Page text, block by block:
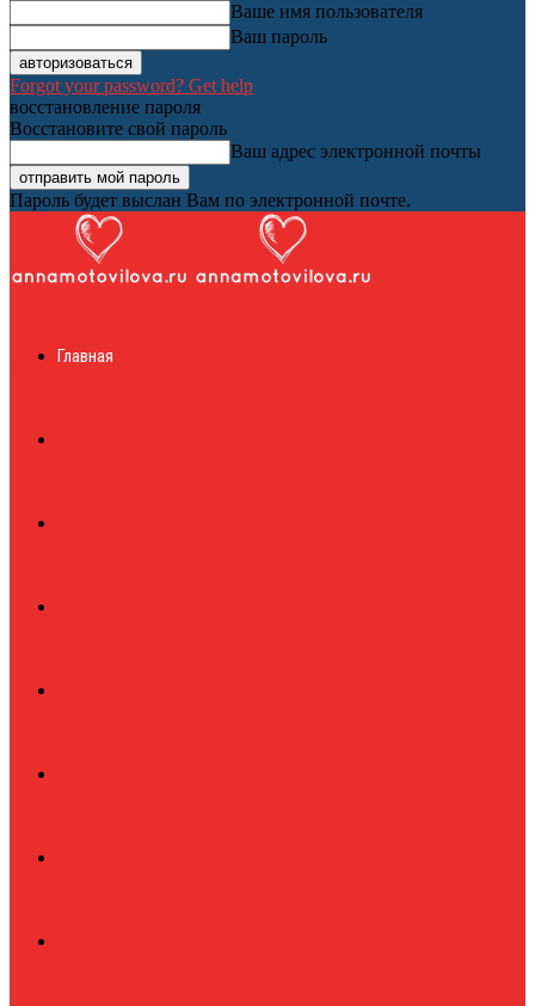
Ваше имя пользователя
Ваш пароль
Forgot your password? Get help
восстановление пароля
Восстановите свой пароль
Ваш адрес электронной почты
Пароль будет выслан Вам по электронной почте.
журналГлавная